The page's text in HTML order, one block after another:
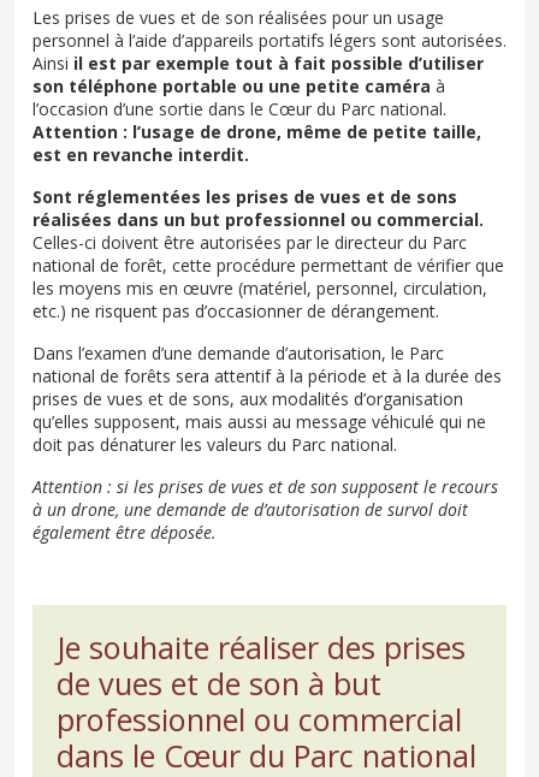
Les prises de vues et de son réalisées pour un usage
personnel à l’aide d’appareils portatifs légers sont autorisées.
Ainsi il est par exemple tout à fait possible d’utiliser
son téléphone portable ou une petite caméra à
l’occasion d’une sortie dans le Cœur du Parc national.
Attention : l’usage de drone, même de petite taille,
est en revanche interdit.
Sont réglementées les prises de vues et de sons
réalisées dans un but professionnel ou commercial.
Celles-ci doivent être autorisées par le directeur du Parc
national de forêt, cette procédure permettant de vérifier que
les moyens mis en œuvre (matériel, personnel, circulation,
etc.) ne risquent pas d’occasionner de dérangement.
Dans l’examen d’une demande d’autorisation, le Parc
national de forêts sera attentif à la période et à la durée des
prises de vues et de sons, aux modalités d’organisation
qu’elles supposent, mais aussi au message véhiculé qui ne
doit pas dénaturer les valeurs du Parc national.
Attention : si les prises de vues et de son supposent le recours
à un drone, une demande de d’autorisation de survol doit
également être déposée.
Je souhaite réaliser des prises
de vues et de son à but
professionnel ou commercial
dans le Cœur du Parc national